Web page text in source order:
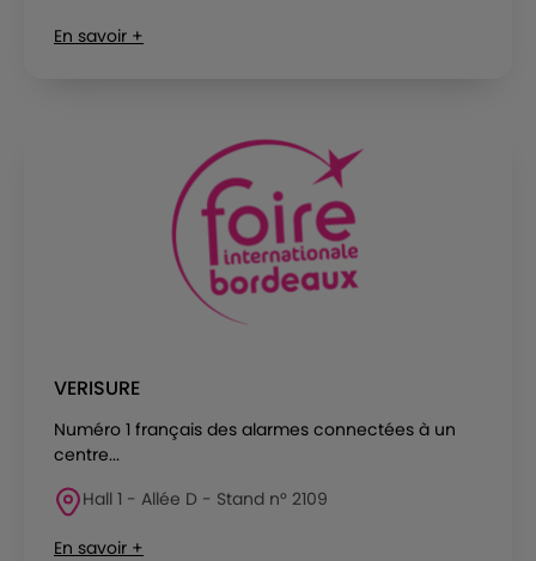
En savoir +
VERISURE
Numéro 1 français des alarmes connectées à un
centre...
Hall 1 - Allée D - Stand n° 2109
En savoir +